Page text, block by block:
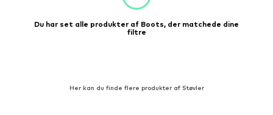
Du har set alle produkter af Boots, der matchede dine
filtre
Her kan du finde flere produkter af Støvler